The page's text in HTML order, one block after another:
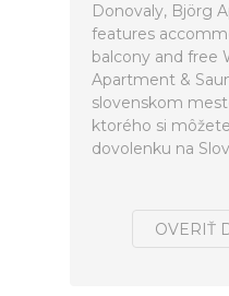
Donovaly, Björg
features
balcony and free
Apartment &
slovenskom
ktorého si
dovolenku na
OVERIŤ